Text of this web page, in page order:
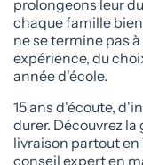
prolongeons leur
chaque famille
ne se termine pas
expérience, du
année d'école.
15 ans d'écoute,
durer. Découvrez
livraison partout en
conseil expert en